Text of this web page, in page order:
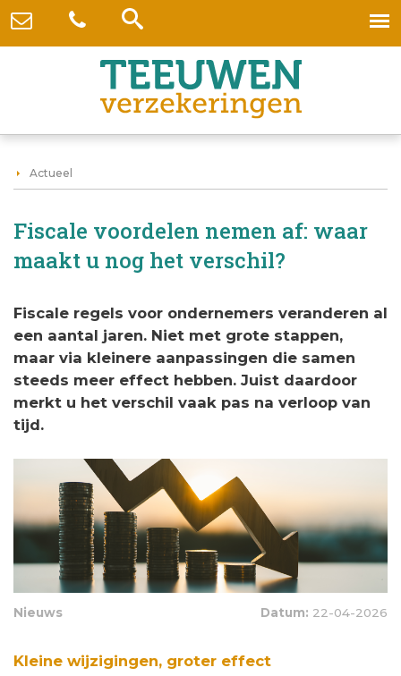
Actueel
Fiscale voordelen nemen af: waar
maakt u nog het verschil?
Fiscale regels voor ondernemers veranderen al
een aantal jaren. Niet met grote stappen,
maar via kleinere aanpassingen die samen
steeds meer effect hebben. Juist daardoor
merkt u het verschil vaak pas na verloop van
tijd.
Nieuws Datum: 22-04-2026
Kleine wijzigingen, groter effect